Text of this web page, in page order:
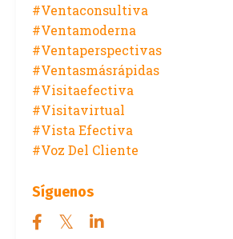
#ventaconsultiva
#ventamoderna
#ventaperspectivas
#ventasmásrápidas
#visitaefectiva
#visitavirtual
#vista Efectiva
#voz Del Cliente
Síguenos